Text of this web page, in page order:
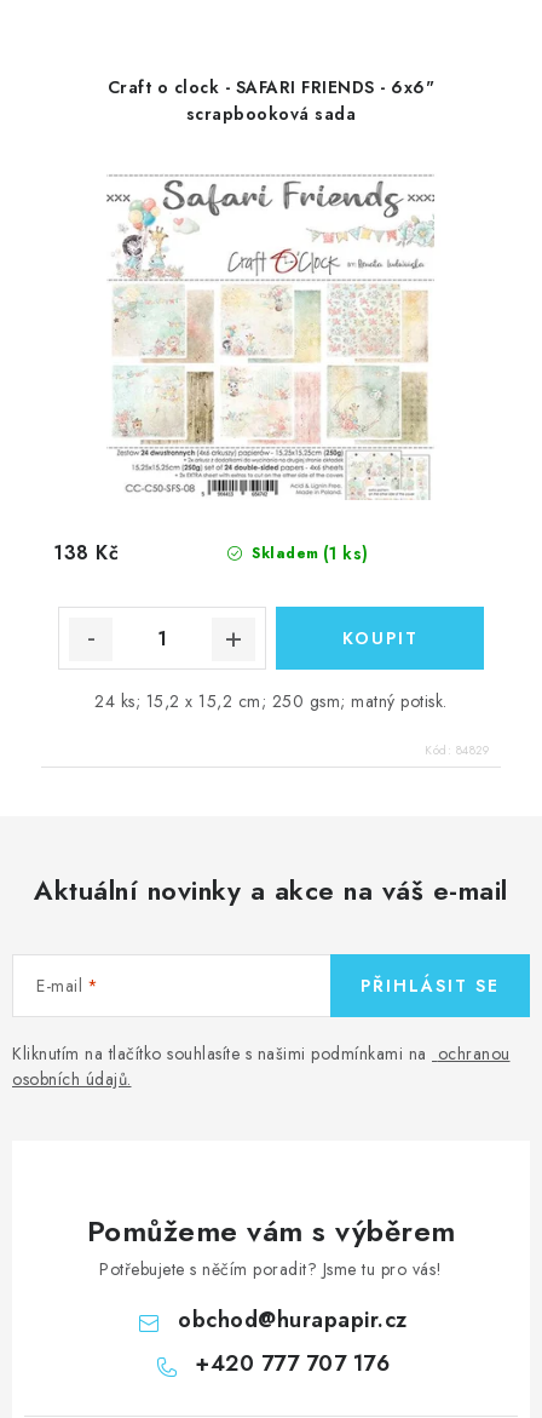
Craft o clock - SAFARI FRIENDS - 6x6"
scrapbooková sada
Skladem (1 ks)
138 Kč
24 ks; 15,2 x 15,2 cm; 250 gsm; matný potisk.
Kód: 84829
Aktuální novinky a akce na váš e-mail
E-mail
Kliknutím na tlačítko souhlasíte s našimi podmínkami na ochranou
osobních údajů.
PŘIHLÁSIT SE
Pomůžeme vám s výběrem
Potřebujete s něčím poradit? Jsme tu pro vás!
obchod@hurapapir.cz
+420 777 707 176